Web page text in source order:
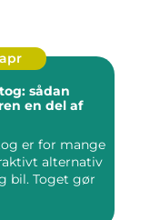
sådan
en del af
er for mange
alternativ
bil. Toget gør